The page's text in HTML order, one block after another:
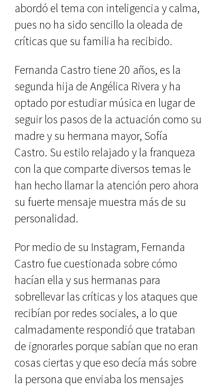
abordó el tema con inteligencia y calma,
pues no ha sido sencillo la oleada de
críticas que su familia ha recibido.
Fernanda Castro tiene 20 años, es la
segunda hija de Angélica Rivera y ha
optado por estudiar música en lugar de
seguir los pasos de la actuación como su
madre y su hermana mayor, Sofía
Castro. Su estilo relajado y la franqueza
con la que comparte diversos temas le
han hecho llamar la atención pero ahora
su fuerte mensaje muestra más de su
personalidad.
Por medio de su Instagram, Fernanda
Castro fue cuestionada sobre cómo
hacían ella y sus hermanas para
sobrellevar las críticas y los ataques que
recibían por redes sociales, a lo que
calmadamente respondió que trataban
de ignorarles porque sabían que no eran
cosas ciertas y que eso decía más sobre
la persona que enviaba los mensajes